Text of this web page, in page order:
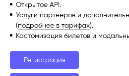
Открытое API.
Услуги партнеров и
(подробнее в тарифах).
Кастомизация билетов и
Регистрация